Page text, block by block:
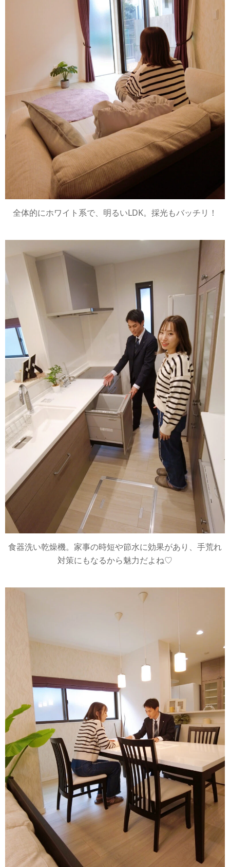
全体的にホワイト系で、明るいLDK。採光もバッチリ！
食器洗い乾燥機。家事の時短や節水に効果があり、手荒れ
対策にもなるから魅力だよね♡